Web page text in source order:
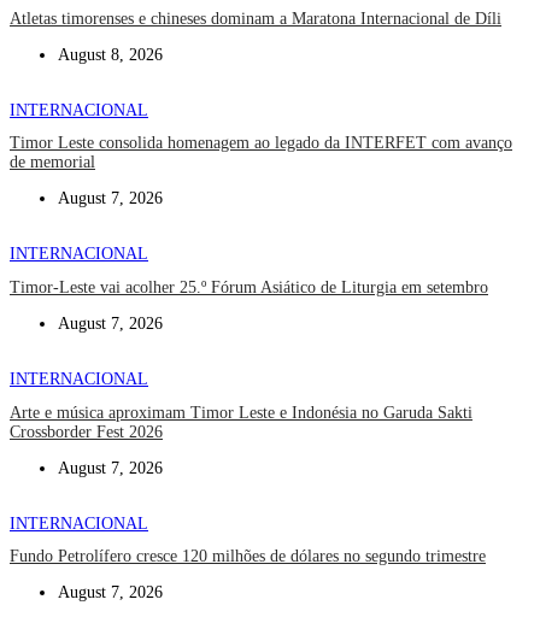
Atletas timorenses e chineses dominam a Maratona Internacional de Díli
August 8, 2026
INTERNACIONAL
Timor Leste consolida homenagem ao legado da INTERFET com avanço
de memorial
August 7, 2026
INTERNACIONAL
Timor-Leste vai acolher 25.º Fórum Asiático de Liturgia em setembro
August 7, 2026
INTERNACIONAL
Arte e música aproximam Timor Leste e Indonésia no Garuda Sakti
Crossborder Fest 2026
August 7, 2026
INTERNACIONAL
Fundo Petrolífero cresce 120 milhões de dólares no segundo trimestre
August 7, 2026